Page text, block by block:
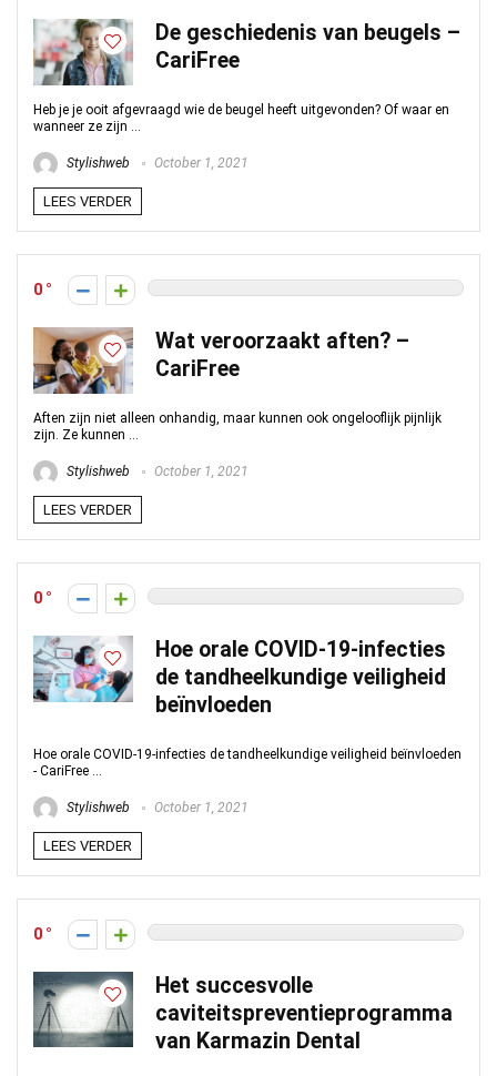
De geschiedenis van beugels –
CariFree
Heb je je ooit afgevraagd wie de beugel heeft uitgevonden? Of waar en
wanneer ze zijn ...
Stylishweb October 1, 2021
LEES VERDER
0
Wat veroorzaakt aften? –
CariFree
Aften zijn niet alleen onhandig, maar kunnen ook ongelooflijk pijnlijk
zijn. Ze kunnen ...
Stylishweb October 1, 2021
LEES VERDER
0
Hoe orale COVID-19-infecties
de tandheelkundige veiligheid
beïnvloeden
Hoe orale COVID-19-infecties de tandheelkundige veiligheid beïnvloeden
- CariFree ...
Stylishweb October 1, 2021
LEES VERDER
0
Het succesvolle
caviteitspreventieprogramma
van Karmazin Dental